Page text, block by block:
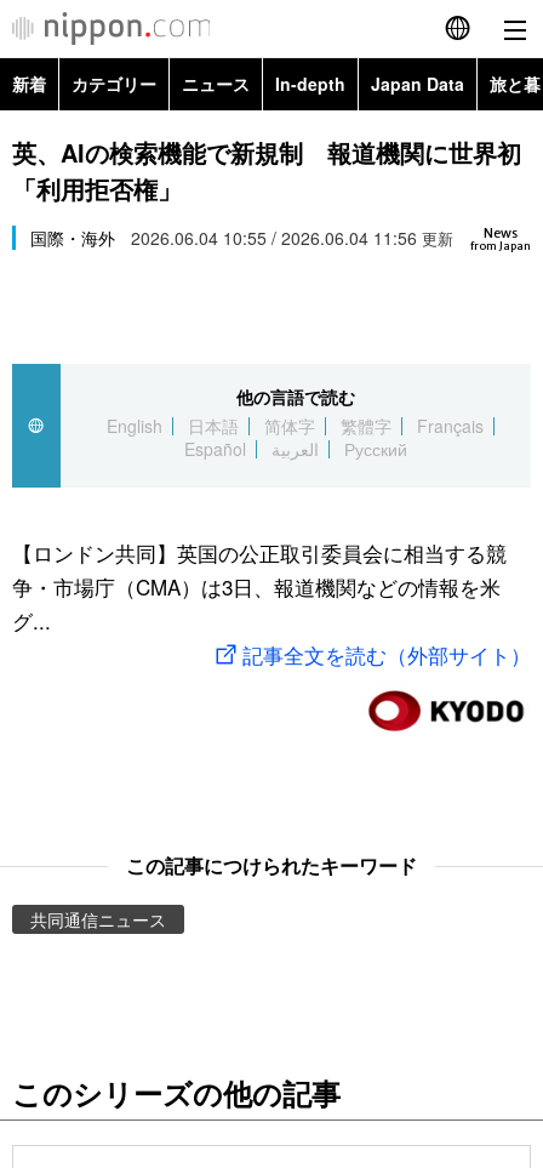
English
简体字
Русский
カテゴリー
経済・ビジネス
国際
文化
トップ
アーカイブ
In-depth
Japan Data
動画/Live
People
新着 カテゴリー ニュース In-depth Japan Data 旅と
政治・外交
経済・ビジネス
スポーツ・東京2020
Topics
英、AIの検索機能で新規制 報道機関に世界初
「利用拒否権」
News
from Japan
国際・海外 2026.06.04 10:55 / 2026.06.04 11:56 更新
他の言語で読む
English
日本語 简体字 繁體字
Français
Español
العربية Русский
【ロンドン共同】英国の公正取引委員会に相当する競
争・市場庁（CMA）は3日、報道機関などの情報を米
グ...
記事全文を読む（外部サイト）
この記事につけられたキーワード
共同通信ニュース
このシリーズの他の記事